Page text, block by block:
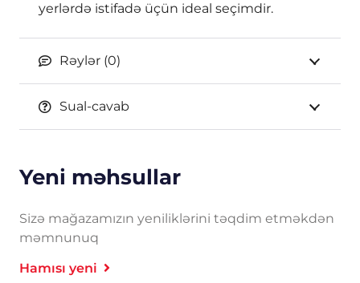
yerlərdə istifadə üçün ideal seçimdir.
Rəylər (0)
Sual-cavab
Yeni məhsullar
Sizə mağazamızın yeniliklərini təqdim etməkdən
məmnunuq
Hamısı yeni